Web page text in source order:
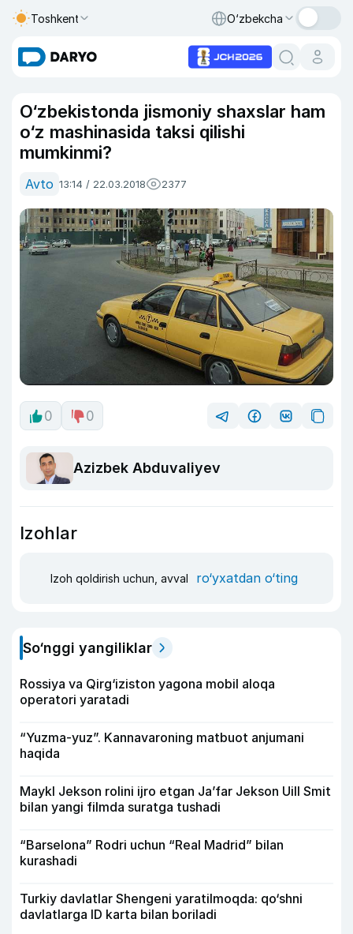
Toshkent O‘zbekcha
O‘zbekistonda jismoniy shaxslar ham
o‘z mashinasida taksi qilishi
mumkinmi?
Avto 13:14 / 22.03.2018 2377
0 0
Azizbek Abduvaliyev
Izohlar
Izoh qoldirish uchun, avval ro‘yxatdan o‘ting
So‘nggi yangiliklar
Rossiya va Qirg‘iziston yagona mobil aloqa
operatori yaratadi
“Yuzma-yuz”. Kannavaroning matbuot anjumani
haqida
Maykl Jekson rolini ijro etgan Ja’far Jekson Uill Smit
bilan yangi filmda suratga tushadi
“Barselona” Rodri uchun “Real Madrid” bilan
kurashadi
Turkiy davlatlar Shengeni yaratilmoqda: qo‘shni
davlatlarga ID karta bilan boriladi